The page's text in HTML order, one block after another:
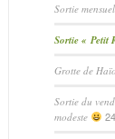
Sortie
Sortie « Petit
Grotte de
Sortie du
modeste